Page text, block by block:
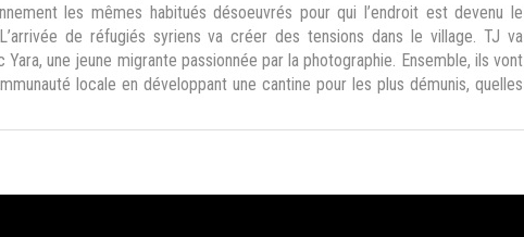
les mêmes habitués désoeuvrés pour qui l’endroit est devenu le
de réfugiés syriens va créer des tensions dans le village. TJ va
une jeune migrante passionnée par la photographie. Ensemble, ils vont
locale en développant une cantine pour les plus démunis, quelles